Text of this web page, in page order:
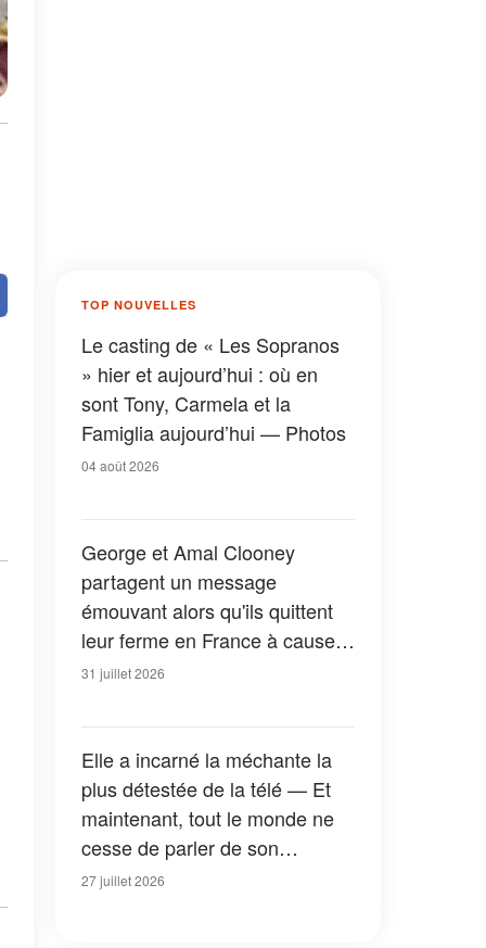
TOP NOUVELLES
Le casting de « Les Sopranos
» hier et aujourd’hui : où en
sont Tony, Carmela et la
Famiglia aujourd’hui — Photos
04 août 2026
George et Amal Clooney
partagent un message
émouvant alors qu'ils quittent
leur ferme en France à cause
des feux de forêt — Tous les
31 juillet 2026
Elle a incarné la méchante la
plus détestée de la télé — Et
maintenant, tout le monde ne
cesse de parler de son
apparition dans la nouvelle
27 juillet 2026